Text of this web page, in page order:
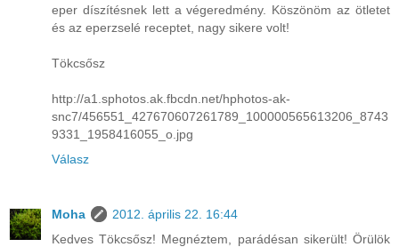
eper díszítésnek lett a végeredmény. Köszönöm az ötletet
és az eperzselé receptet, nagy sikere volt!
Tökcsősz
http://a1.sphotos.ak.fbcdn.net/hphotos-ak-
snc7/456551_427670607261789_100000565613206_8743
9331_1958416055_o.jpg
Válasz
Moha
2012. április 22. 16:44
Kedves Tökcsősz! Megnéztem, parádésan sikerült! Örülök